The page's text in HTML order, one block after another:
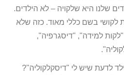
שלנו היא שלקויה – לא הילדים.
לקושי בשם כללי מאוד. כזה שלא
למידה", "דיסגרפיה",
לדעת שיש לי "דיסקלקוליה"?